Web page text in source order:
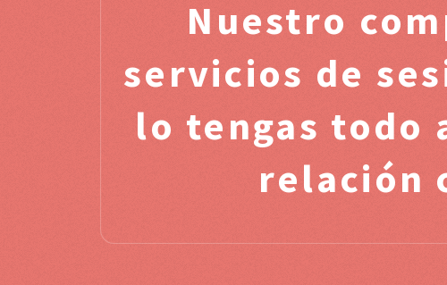
Nuestro
servicios de
lo tengas todo
relación